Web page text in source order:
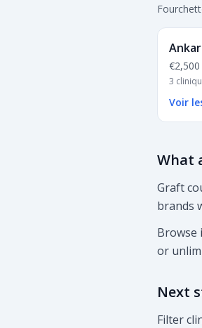
€2,500
3
Voir
What
Graft
brands
Browse
or
Next
Filter